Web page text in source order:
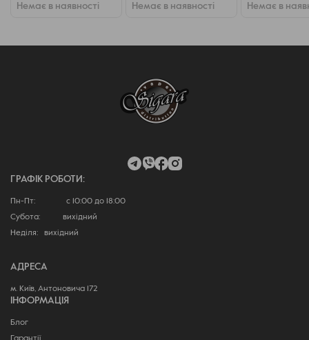
Немає в наявності Немає в наявності Немає в
ГРАФІК РОБОТИ:
Пн-Пт: с 10:00 до 18:00
Субота: вихідний
Неділя: вихідний
АДРЕСА
м. Київ, Антоновича 172
ІНФОРМАЦІЯ
Блог